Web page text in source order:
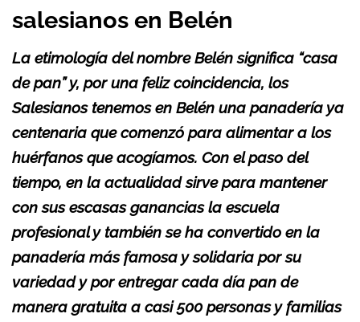
salesianos en Belén
La etimología del nombre Belén significa “casa
de pan” y, por una feliz coincidencia, los
Salesianos tenemos en Belén una panadería ya
centenaria que comenzó para alimentar a los
huérfanos que acogíamos. Con el paso del
tiempo, en la actualidad sirve para mantener
con sus escasas ganancias la escuela
profesional y también se ha convertido en la
panadería más famosa y solidaria por su
variedad y por entregar cada día pan de
manera gratuita a casi 500 personas y familias